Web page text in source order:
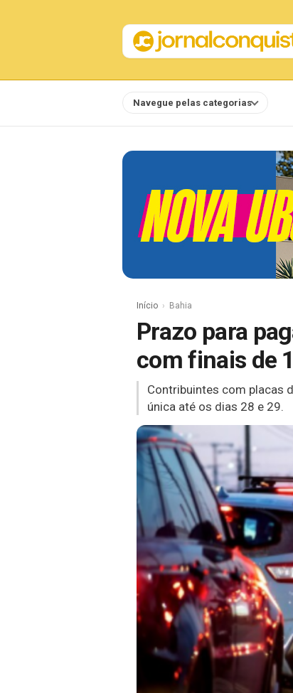
Navegue pelas categorias
Início Bahia
Prazo para
com finais de
Contribuintes com placas
única até os dias 28 e 29.